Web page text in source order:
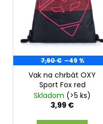
7,90 € –49 %
Vak na chrbát OXY
Sport Fox red
Skladom (>5 ks)
3,99 €